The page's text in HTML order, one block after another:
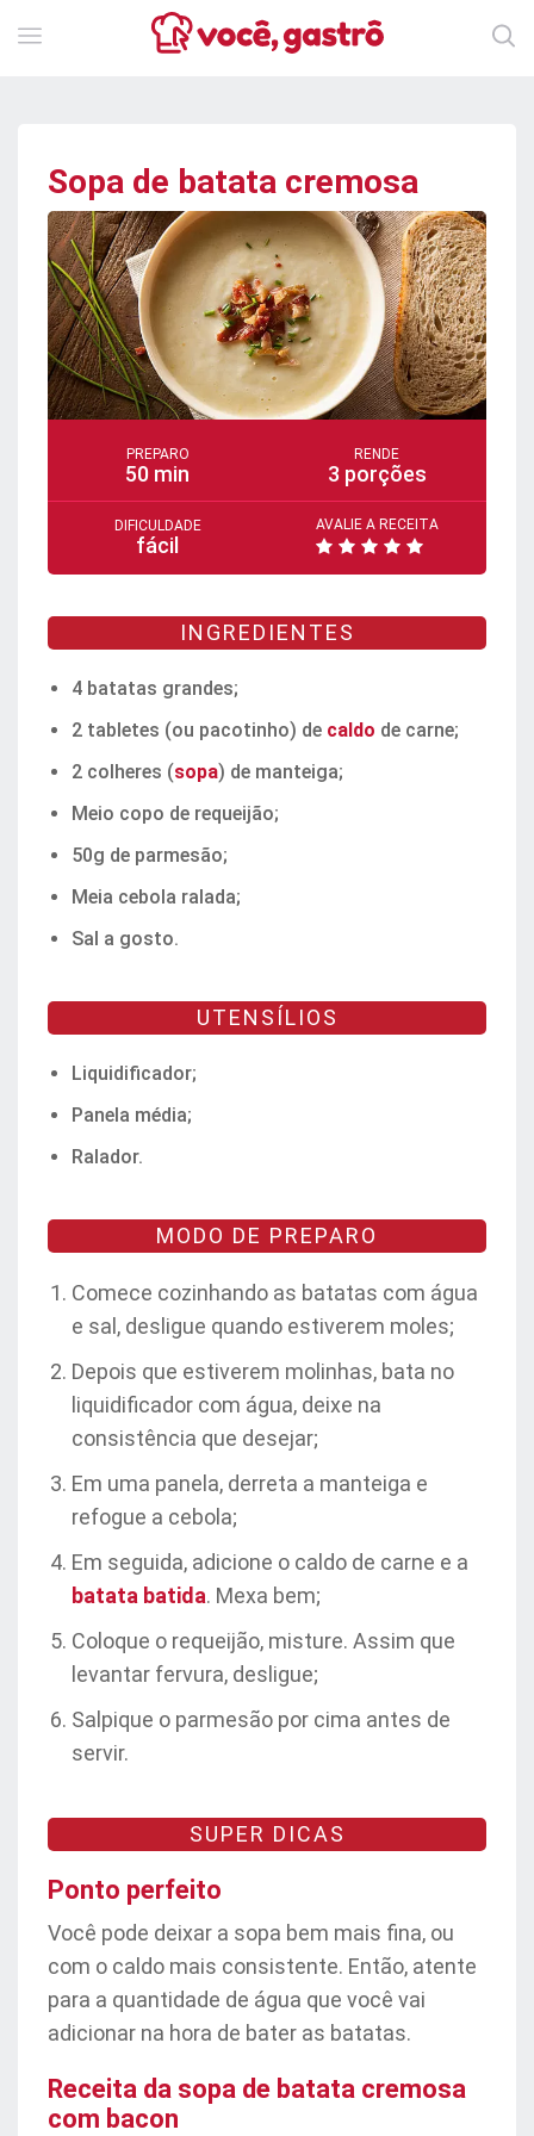
Sopa de batata cremosa
PREPARO
50 min
RENDE
3 porções
DIFICULDADE
fácil
AVALIE A RECEITA
INGREDIENTES
4 batatas grandes;
2 tabletes (ou pacotinho) de caldo de carne;
2 colheres (sopa) de manteiga;
Meio copo de requeijão;
50g de parmesão;
Meia cebola ralada;
Sal a gosto.
UTENSÍLIOS
Liquidificador;
Panela média;
Ralador.
MODO DE PREPARO
Comece cozinhando as batatas com água
e sal, desligue quando estiverem moles;
Depois que estiverem molinhas, bata no
liquidificador com água, deixe na
consistência que desejar;
Em uma panela, derreta a manteiga e
refogue a cebola;
Em seguida, adicione o caldo de carne e a
batata batida. Mexa bem;
Coloque o requeijão, misture. Assim que
levantar fervura, desligue;
Salpique o parmesão por cima antes de
servir.
SUPER DICAS
Ponto perfeito
Você pode deixar a sopa bem mais fina, ou
com o caldo mais consistente. Então, atente
para a quantidade de água que você vai
adicionar na hora de bater as batatas.
Receita da sopa de batata cremosa
com bacon